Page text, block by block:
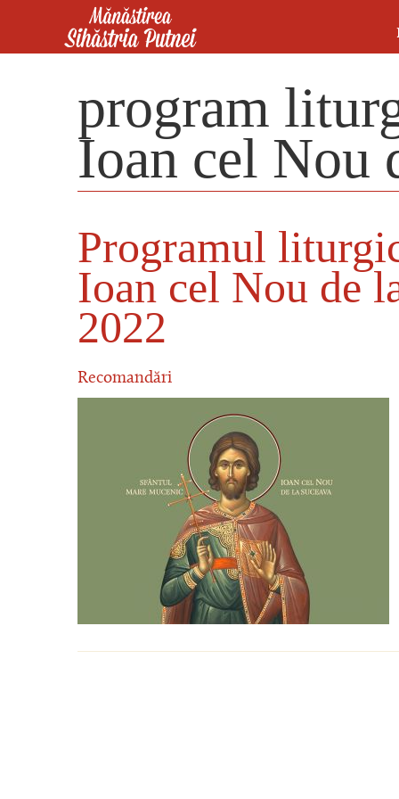
Mergi la conţinutul principal
program
Ioan cel Nou
Programul
Ioan cel Nou de
2022
Recomandări